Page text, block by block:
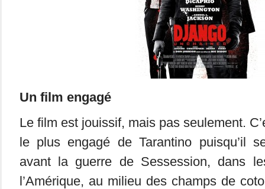
Un film engagé
Le film est jouissif, mais pas seulement.
le plus engagé de Tarantino puisqu’il
avant la guerre de Sessession, dans
l’Amérique, au milieu des champs de